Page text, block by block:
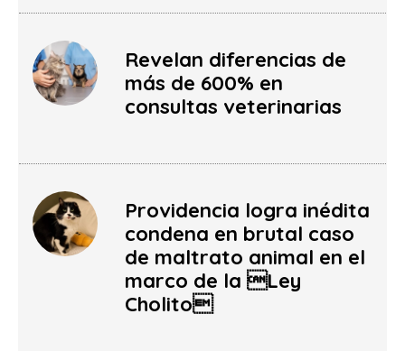
Revelan diferencias de
más de 600% en
consultas veterinarias
Providencia logra inédita
condena en brutal caso
de maltrato animal en el
marco de la Ley
Cholito